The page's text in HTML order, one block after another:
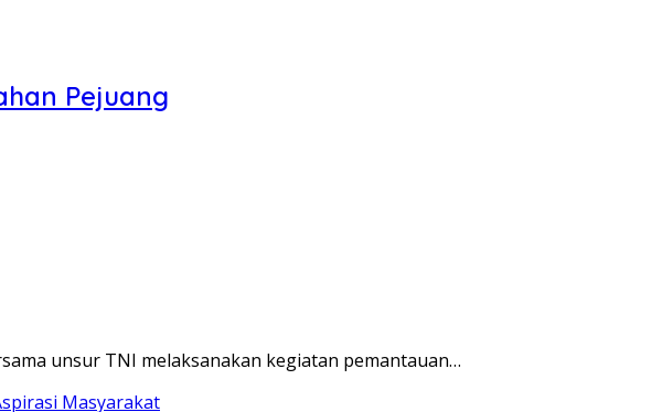
Pejuang
unsur TNI melaksanakan kegiatan pemantauan…